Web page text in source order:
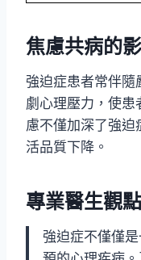
焦慮共病的
強迫症患者常伴隨
劇心理壓力，使患
慮不僅加深了強迫
活品質下降。
專業醫生觀點
強迫症不僅僅